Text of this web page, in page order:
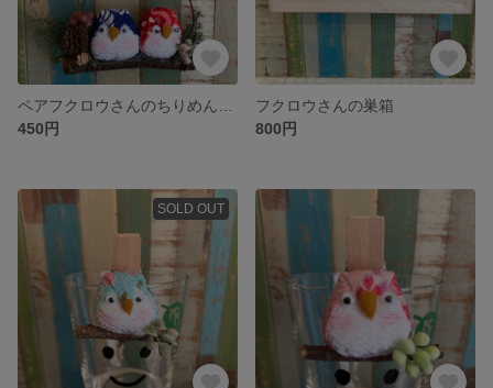
450円
フクロウさんの巣箱
800円
SOLD OUT